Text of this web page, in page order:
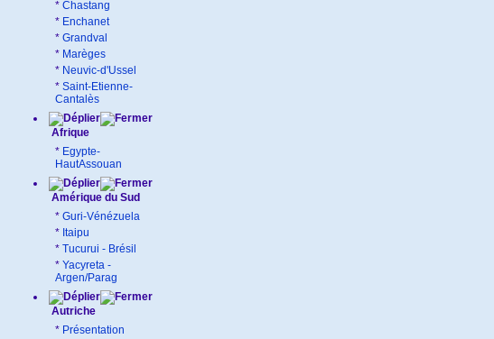
* Chastang
* Enchanet
* Grandval
* Marèges
* Neuvic-d'Ussel
* Saint-Etienne-
Cantalès
Afrique
* Egypte-
HautAssouan
Amérique du Sud
* Guri-Vénézuela
* Itaipu
* Tucurui - Brésil
* Yacyreta -
Argen/Parag
Autriche
* Présentation